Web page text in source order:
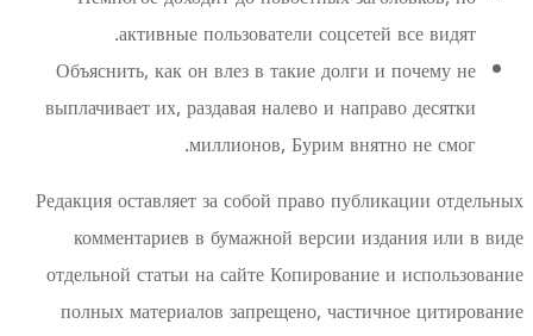
активные пользователи соцсетей
Объяснить, как он влез в такие долги и
выплачивает их, раздавая налево и
миллионов, Бурим
Редакция оставляет за собой право
комментариев в бумажной версии
отдельной статьи на сайте Копирование
полных материалов запрещено,